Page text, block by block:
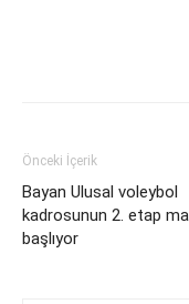
Önceki İçerik
Bayan Ulusal voleybol
kadrosunun 2. etap
başlıyor